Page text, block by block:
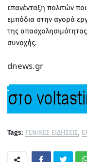
επανένταξη πολιτών
εμπόδια στην αγορά
της
συνοχής.
dnews.gr
Tags: ΓΕΝΙΚΕΣ ΕΙΔΗΣΕΙΣ